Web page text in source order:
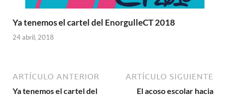
Ya tenemos el cartel del EnorgulleCT 2018
24 abril, 2018
ARTÍCULO ANTERIOR
Ya tenemos el cartel del
ARTÍCULO SIGUIENTE
El acoso escolar hacia